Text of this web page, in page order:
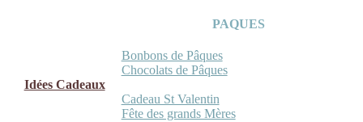
PAQUES
Bonbons de Pâques
Chocolats de Pâques
Idées Cadeaux
Cadeau St Valentin
Fête des grands Mères